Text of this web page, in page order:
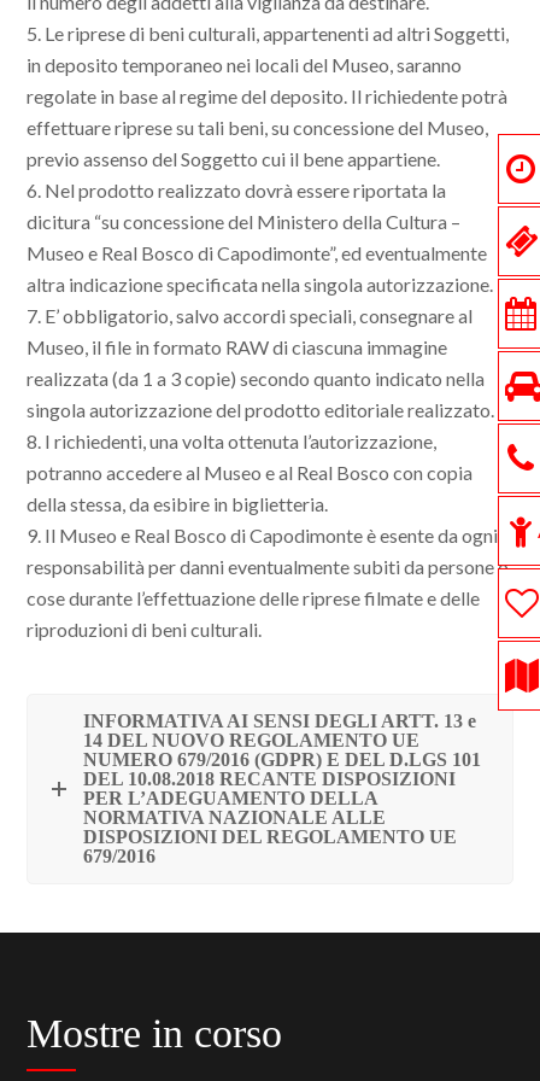
5. Le riprese di beni culturali, appartenenti ad altri Soggetti,
in deposito temporaneo nei locali del Museo, saranno
regolate in base al regime del deposito. Il richiedente potrà
effettuare riprese su tali beni, su concessione del Museo,
previo assenso del Soggetto cui il bene appartiene.
6. Nel prodotto realizzato dovrà essere riportata la
dicitura “su concessione del Ministero della Cultura –
Museo e Real Bosco di Capodimonte”, ed eventualmente
altra indicazione specificata nella singola autorizzazione.
7. E’ obbligatorio, salvo accordi speciali, consegnare al
Museo, il file in formato RAW di ciascuna immagine
realizzata (da 1 a 3 copie) secondo quanto indicato nella
singola autorizzazione del prodotto editoriale realizzato.
8. I richiedenti, una volta ottenuta l’autorizzazione,
potranno accedere al Museo e al Real Bosco con copia
della stessa, da esibire in biglietteria.
9. Il Museo e Real Bosco di Capodimonte è esente da ogni
responsabilità per danni eventualmente subiti da persone o
cose durante l’effettuazione delle riprese filmate e delle
riproduzioni di beni culturali.
INFORMATIVA AI SENSI DEGLI ARTT. 13 e
14 DEL NUOVO REGOLAMENTO UE
NUMERO 679/2016 (GDPR) E DEL D.LGS 101
DEL 10.08.2018 RECANTE DISPOSIZIONI
PER L’ADEGUAMENTO DELLA
NORMATIVA NAZIONALE ALLE
DISPOSIZIONI DEL REGOLAMENTO UE
679/2016
Mostre in corso